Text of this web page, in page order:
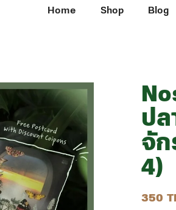
Home Shop Blog
ป
จั
4)
350